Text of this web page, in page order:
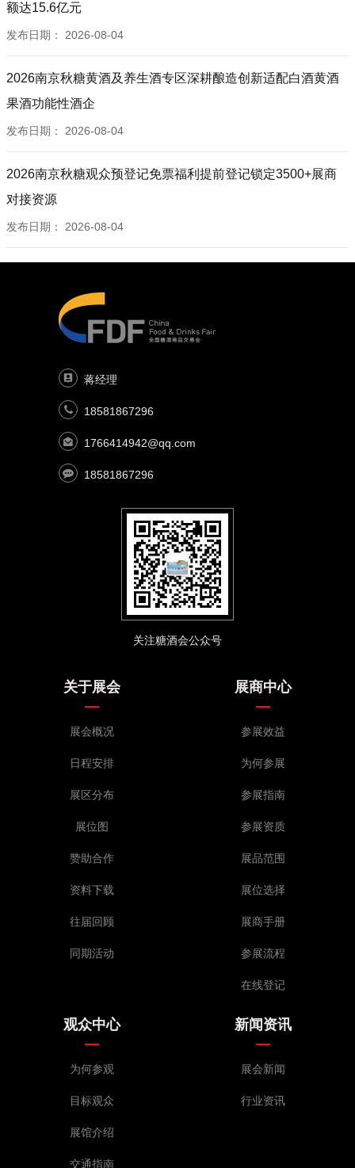
额达15.6亿元
发布日期： 2026-08-04
2026南京秋糖黄酒及养生酒专区深耕酿造创新适配白酒黄酒
果酒功能性酒企
发布日期： 2026-08-04
2026南京秋糖观众预登记免票福利提前登记锁定3500+展商
对接资源
发布日期： 2026-08-04
蒋经理
18581867296
1766414942@qq.com
18581867296
关注糖酒会公众号
关于展会
展会概况
日程安排
展区分布
展位图
赞助合作
资料下载
往届回顾
同期活动
展商中心
参展效益
为何参展
参展指南
参展资质
展品范围
展位选择
展商手册
参展流程
在线登记
观众中心
为何参观
目标观众
展馆介绍
交通指南
新闻资讯
展会新闻
行业资讯